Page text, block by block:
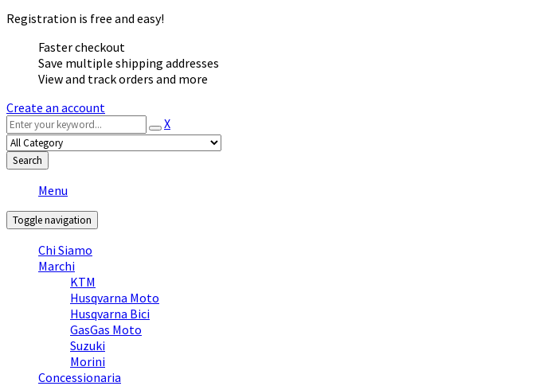
Registration is free and easy!
Faster checkout
Save multiple shipping addresses
View and track orders and more
Create an account
X
Search
Menu
Toggle navigation
Chi Siamo
Marchi
KTM
Husqvarna Moto
Husqvarna Bici
GasGas Moto
Suzuki
Morini
Concessionaria